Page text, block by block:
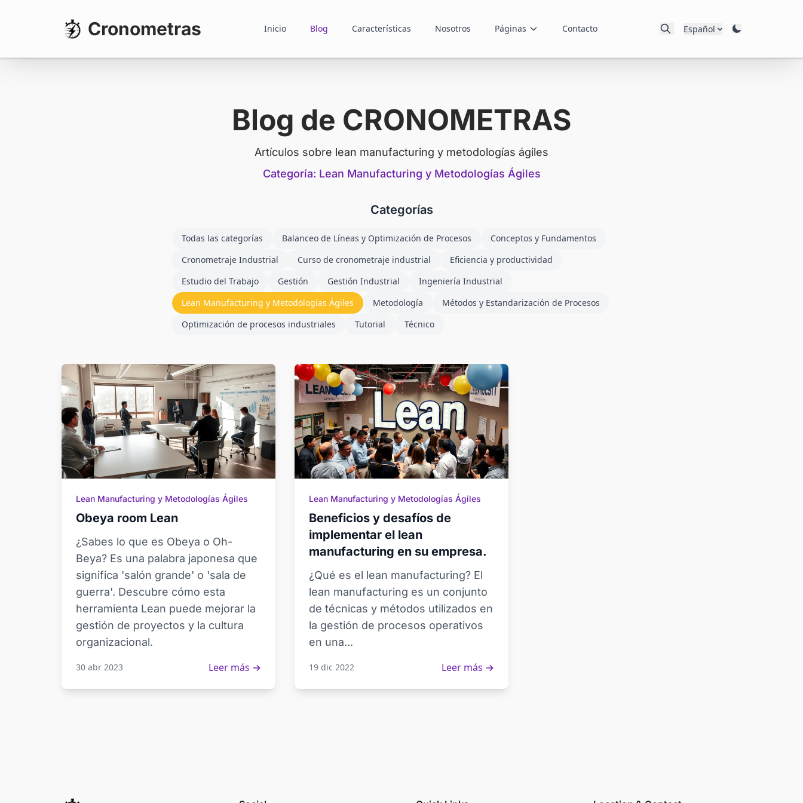
Cronometras Inicio Blog Características Nosotros Páginas Contacto Español
Blog de CRONOMETRAS
Artículos sobre lean manufacturing y metodologías ágiles
Categoría: Lean Manufacturing y Metodologías Ágiles
Categorías
Todas las categorías Balanceo de Líneas y Optimización de Procesos
Conceptos y Fundamentos
Cronometraje Industrial
Curso de cronometraje industrial
Eficiencia y productividad
Estudio del Trabajo
Gestión Gestión Industrial
Ingeniería Industrial
Lean Manufacturing y Metodologías Ágiles
Metodología
Métodos y Estandarización de Procesos
Optimización de procesos industriales
Tutorial Técnico
Lean Manufacturing y Metodologías Ágiles
Obeya room Lean
¿Sabes lo que es Obeya o Oh-
Beya? Es una palabra japonesa que
significa 'salón grande' o 'sala de
guerra'. Descubre cómo esta
herramienta Lean puede mejorar la
gestión de proyectos y la cultura
organizacional.
30 abr 2023 Leer más →
Lean Manufacturing y Metodologías Ágiles
Beneficios y desafíos de
implementar el lean
manufacturing en su empresa.
¿Qué es el lean manufacturing? El
lean manufacturing es un conjunto
de técnicas y métodos utilizados en
la gestión de procesos operativos
en una...
19 dic 2022 Leer más →